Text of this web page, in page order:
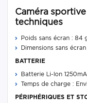
Caméra
techniques
Poids sans écran : 84
Dimensions sans
BATTERIE
Batterie Li-Ion
Temps de charge :
PÉRIPHÉRIQUES ET